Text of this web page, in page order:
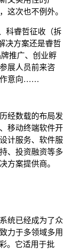
这次也不例外。
科睿哲征收（拆
决方案还是睿哲
推广、创业孵
展人员前来咨
作意向……
经数载的布局发
移动终端软件开
计服务、软件服
、投资融资等多
方案提供商。
统已经成为了众
力于多领域多用
。它适用于批